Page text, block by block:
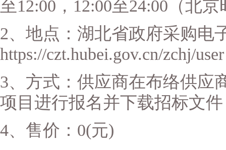
至12:00，12:00至24:00（北
2、地点：湖北省政府采购电
https://czt.hubei.gov.cn/zchj/
3、方式：供应商在布络供应
项目进行报名并下载招标文件
4、售价：0(元)